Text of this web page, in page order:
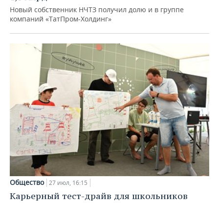
Новый собственник НЧТЗ получил долю и в группе
компаний «ТатПром-Холдинг»
Общество 27 июл, 16:15
Карьерный тест-драйв для школьников